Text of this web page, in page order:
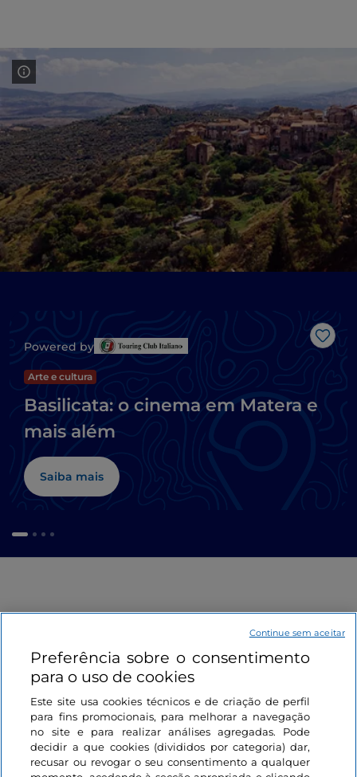
Powered by
Arte e cultura
Basilicata: o cinema em Matera e
mais além
Saiba mais
Informações sobre o site
Ligações úteis
Preferência sobre o consentimento
para o uso de cookies
Este site usa cookies técnicos e de criação de perfil
para fins promocionais, para melhorar a navegação
no site e para realizar análises agregadas. Pode
decidir a que cookies (divididos por categoria) dar,
recusar ou revogar o seu consentimento a qualquer
Continue sem aceitar